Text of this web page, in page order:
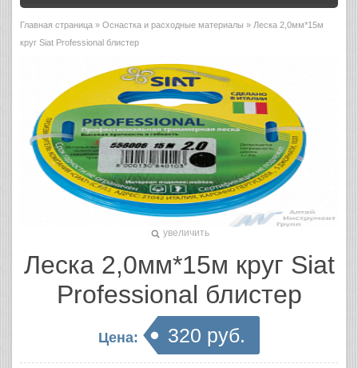
Главная страница » Оснастка и расходные материалы » Леска 2,0мм*15м
круг Siat Professional блистер
увеличить
Леска 2,0мм*15м круг Siat
Professional блистер
Цена: 320 руб.